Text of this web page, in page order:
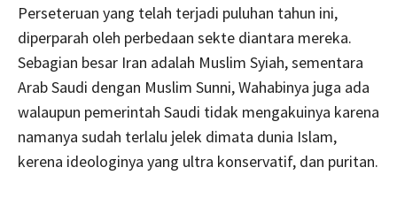
Perseteruan yang telah terjadi puluhan tahun ini,
diperparah oleh perbedaan sekte diantara mereka.
Sebagian besar Iran adalah Muslim Syiah, sementara
Arab Saudi dengan Muslim Sunni, Wahabinya juga ada
walaupun pemerintah Saudi tidak mengakuinya karena
namanya sudah terlalu jelek dimata dunia Islam,
kerena ideologinya yang ultra konservatif, dan puritan.